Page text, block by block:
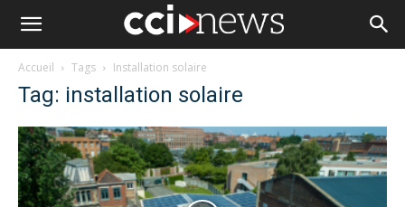
Accueil Tags Installation solaire
Tag: installation solaire